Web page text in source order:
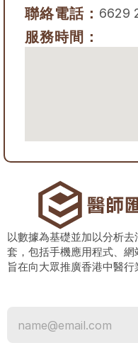
聯絡電話： 6629
服務時間：
以數據為基礎並加以分析
套，包括手機應用程式、網
旨在向大眾推廣香港中醫行